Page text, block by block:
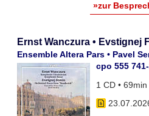
»zur
Ernst Wanczura • Evstignej
Ensemble Altera Pars • Pavel
cpo 555
1 CD •